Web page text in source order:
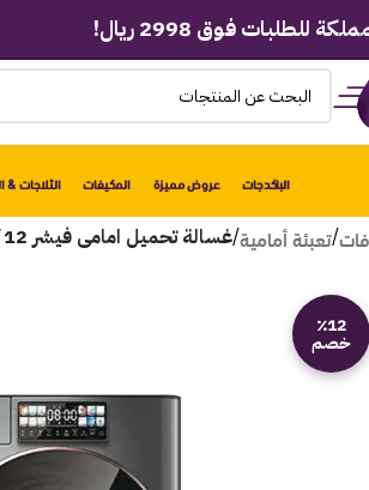
الباكدجات عروض مميزة المكيفات الثلاجات &
/تعبئة أمامية/غسالة تحميل امامى فيشر 12 كيلو – انفرتر – سلفر FAWMDF-MLDD12D
٪12
خصم
🎁 تسوق فوق 2998 ريال!